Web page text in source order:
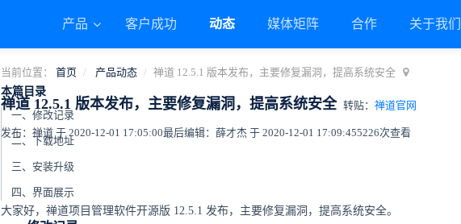
产品 客户成功 动态 媒体矩阵 合作 关于我们
当前位置： 首页 产品动态 禅道 12.5.1 版本发布，主要修复漏洞，提高系统安全
禅道 12.5.1 版本发布，主要修复漏洞，提高系统安全 转贴： 禅道官网
发布：禅道 于 2020-12-01 17:05:00最后编辑：薛才杰 于 2020-12-01 17:09:455226次查看
本篇目录
一、修改记录
二、下载地址
三、安装升级
四、界面展示
大家好，禅道项目管理软件开源版 12.5.1 发布，主要修复漏洞，提高系统安全。